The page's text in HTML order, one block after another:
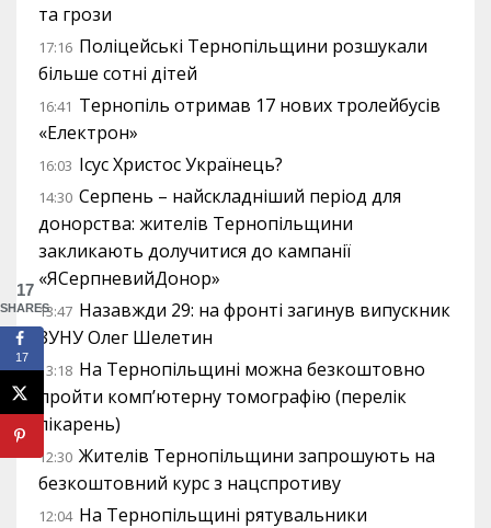
та грози
17:16 Поліцейські Тернопільщини розшукали
більше сотні дітей
16:41 Тернопіль отримав 17 нових тролейбусів
«Електрон»
16:03 Ісус Христос Українець?
14:30 Серпень – найскладніший період для
донорства: жителів Тернопільщини
закликають долучитися до кампанії
«ЯСерпневийДонор»
13:47 Назавжди 29: на фронті загинув випускник
ЗУНУ Олег Шелетин
13:18 На Тернопільщині можна безкоштовно
пройти комп’ютерну томографію (перелік
лікарень)
12:30 Жителів Тернопільщини запрошують на
безкоштовний курс з нацспротиву
12:04 На Тернопільщині рятувальники
17
SHARES
17